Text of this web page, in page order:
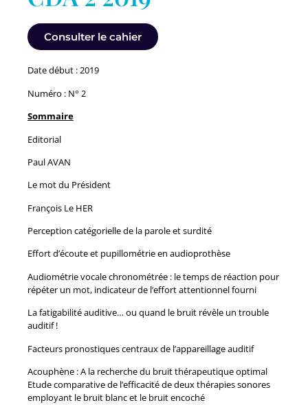
Consulter le cahier
Date début : 2019
Numéro : N° 2
Sommaire
Editorial
Paul AVAN
Le mot du Président
François Le HER
Perception catégorielle de la parole et surdité
Effort d’écoute et pupillométrie en audioprothèse
Audiométrie vocale chronométrée : le temps de réaction pour
répéter un mot, indicateur de l’effort attentionnel fourni
La fatigabilité auditive… ou quand le bruit révèle un trouble
auditif !
Facteurs pronostiques centraux de l’appareillage auditif
Acouphène : A la recherche du bruit thérapeutique optimal
Etude comparative de l’efficacité de deux thérapies sonores
employant le bruit blanc et le bruit encoché